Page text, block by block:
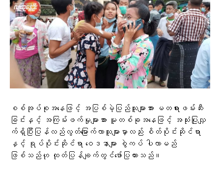
စစ်အုပ်စုအနေဖြင့် အပြစ်မဲ့ပြည်သူများအား မတရားဖမ်းဆီး
ခြင်းနှင့် အကြမ်းဖက်မှုများအား မူတစ်ခုအနေဖြင့် အသုံးပြုလျှ
က်ရှိပြီးပြန်လည်လွတ်မြောက်လာသူများမှာလည်း စိတ်ပိုင်းဆိုင်ရာ
နှင့် ရုပ်ပိုင်းဆိုင်ရာ ဝေဒနာများ စွဲကပ် ပါလာမည်
ဖြစ်သည်ဟု ထုတ်ပြန်ချက်တွင်​ဖော်ပြထားသည်။